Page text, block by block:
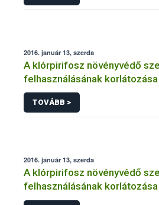
2016. január 13, szerda
A klórpirifosz növényvédő
felhasználásának korlátozása
TOVÁBB >
2016. január 13, szerda
A klórpirifosz növényvédő
felhasználásának korlátozása